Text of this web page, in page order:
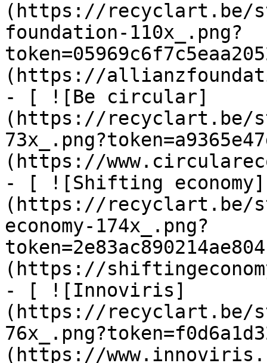
(https://recyclart.be/
foundation-110x_.png?
(https://
- [ ![Be circular]
(https://recyclart.be/
(https://
- [ ![Shifting economy]
(https://recyclart.be/
economy-174x_.png?
(https://
- [ ![Innoviris]
(https://recyclart.be/
(https://